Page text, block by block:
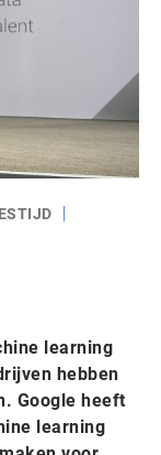
learning
hebben
Google heeft
learning